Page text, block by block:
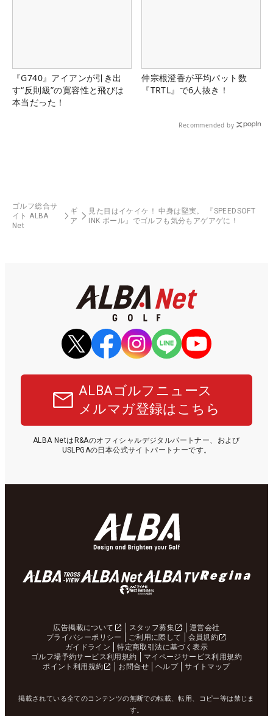
『G740』アイアンが引き出
す“反則級”の寛容性と飛びは
本当だった！
仲宗根澄香が平均パット数
『TRTL』で6人抜き！
Recommended by
ゴルフ総合サ
イト ALBA
Net
ギ
ア
見た目はイケイケ！ 中身は堅実。 『SPEEDSOFT
INK ボール』でゴルフも気分もアゲアゲに！
ALBAゴルフニュース
メルマガ登録はこちら
ALBA NetはR&Aのオフィシャルデジタルパートナー、および
USLPGAの日本公式サイトパートナーです。
広告掲載について スタッフ募集
運営会社
プライバシーポリシー
ご利用に際して
会員規約
ガイドライン
特定商取引法に基づく表示
ゴルフ場予約サービス利用規約
マイページサービス利用規約
ポイント利用規約
お問合せ ヘルプ サイトマップ
掲載されている全てのコンテンツの無断での転載、転用、コピー等は禁じま
す。